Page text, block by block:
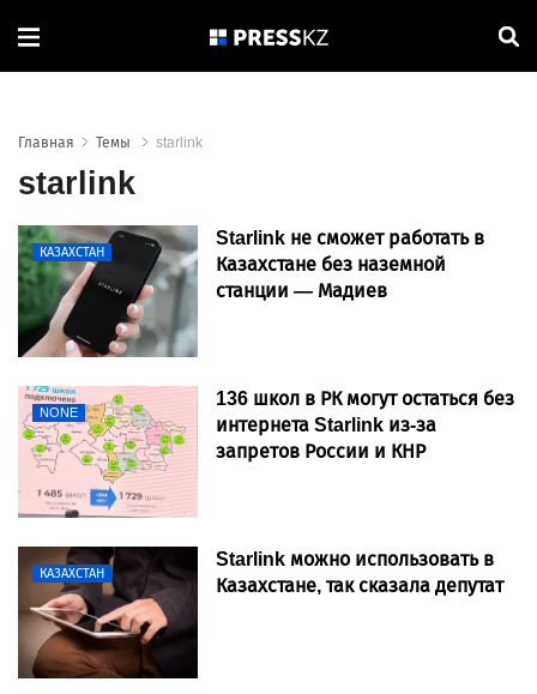
Главная Темы starlink
starlink
КАЗАХСТАН
Starlink не сможет работать в
Казахстане без наземной
станции — Мадиев
NONE
136 школ в РК могут остаться без
интернета Starlink из-за
запретов России и КНР
КАЗАХСТАН
Starlink можно использовать в
Казахстане, так сказала депутат